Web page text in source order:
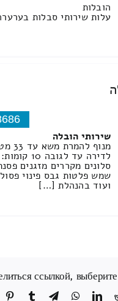
הובלות
עלות שירותי סבלות
שירותי הובלה
לדירה עד
סלונים מקררים מזגנים
שמש פלטות גבס פינוי
ועוד בהנהלת […]
ссылкой, выберите
Reddit
LinkedIn
WhatsApp
Telegram
Tumblr